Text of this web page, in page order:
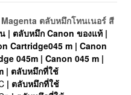
ตลับหมึกโทนเนอร์ สี
| ตลับหมึก Canon ของแท้ |
Cartridge045 m | Canon
045m | Canon 045 m |
| ตลับหมึกที่ใช้
| ตลับหมึกที่ใช้